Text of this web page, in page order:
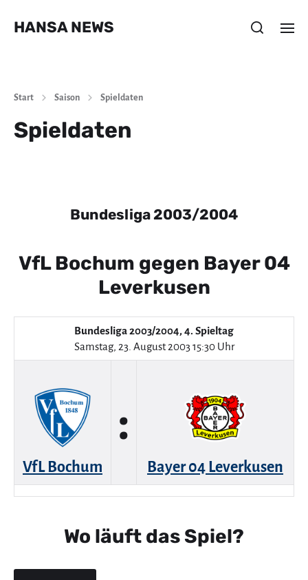
HANSA NEWS
Start Saison Spieldaten
Spieldaten
Bundesliga 2003/2004
VfL Bochum gegen Bayer 04
Leverkusen
Bundesliga 2003/2004, 4. Spieltag
Samstag, 23. August 2003 15:30 Uhr
VfL Bochum
:
Bayer 04 Leverkusen
Wo läuft das Spiel?